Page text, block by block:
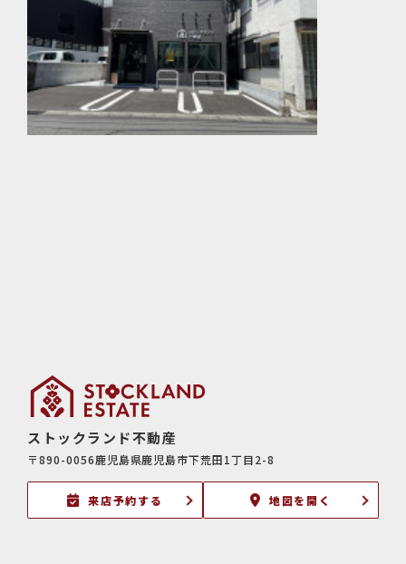
ストックランド不動産
〒890-0056鹿児島県鹿児島市下荒田1丁目2-8
来店予約する 地図を開く